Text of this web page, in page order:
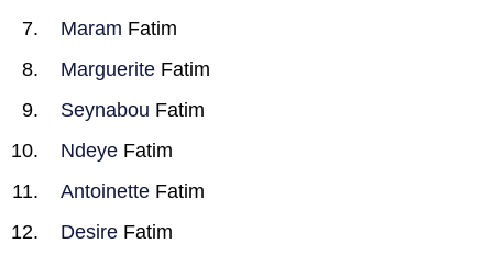
Maram Fatim
Marguerite Fatim
Seynabou Fatim
Ndeye Fatim
Antoinette Fatim
Desire Fatim